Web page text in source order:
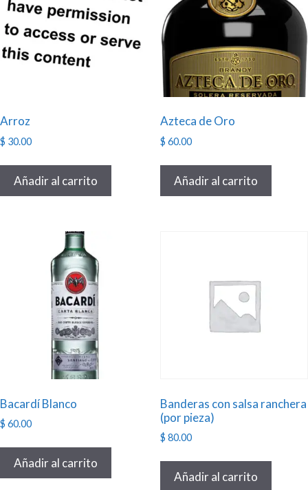
Arroz
$ 30.00
Añadir al carrito
Azteca de Oro
$ 60.00
Añadir al carrito
Bacardí Blanco
$ 60.00
Añadir al carrito
Banderas con salsa ranchera
(por pieza)
$ 80.00
Añadir al carrito